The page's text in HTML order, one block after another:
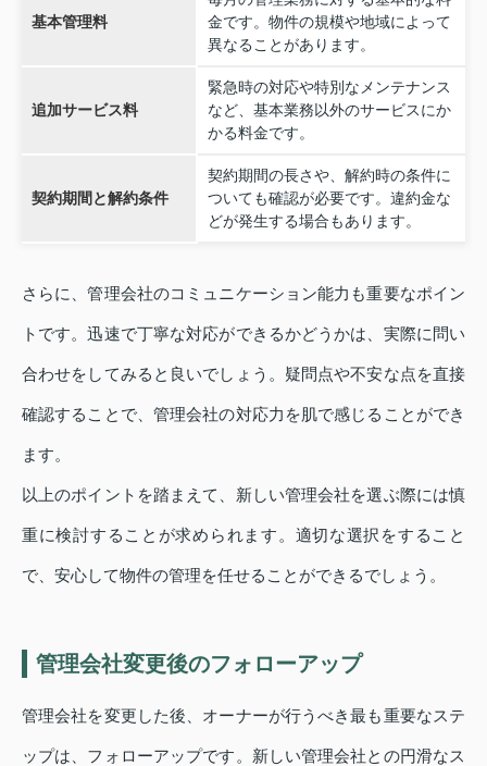
基本管理料
金です。物件の規模や地域によって
異なることがあります。
追加サービス料
緊急時の対応や特別なメンテナンス
など、基本業務以外のサービスにか
かる料金です。
契約期間と解約条件
契約期間の長さや、解約時の条件に
ついても確認が必要です。違約金な
どが発生する場合もあります。
さらに、管理会社のコミュニケーション能力も重要なポイン
トです。迅速で丁寧な対応ができるかどうかは、実際に問い
合わせをしてみると良いでしょう。疑問点や不安な点を直接
確認することで、管理会社の対応力を肌で感じることができ
ます。
以上のポイントを踏まえて、新しい管理会社を選ぶ際には慎
重に検討することが求められます。適切な選択をすること
で、安心して物件の管理を任せることができるでしょう。
管理会社変更後のフォローアップ
管理会社を変更した後、オーナーが行うべき最も重要なステ
ップは、フォローアップです。新しい管理会社との円滑なス